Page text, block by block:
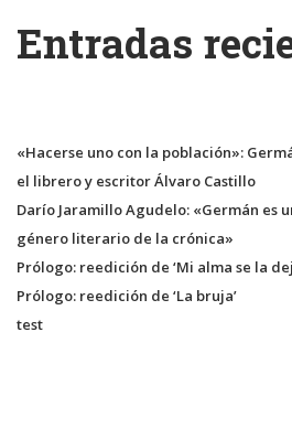
Entradas
«Hacerse uno con la población»:
el librero y escritor Álvaro Castillo
Darío Jaramillo Agudelo: «Germán es
género literario de la crónica»
Prólogo: reedición de ‘Mi alma se la
Prólogo: reedición de ‘La bruja’
test